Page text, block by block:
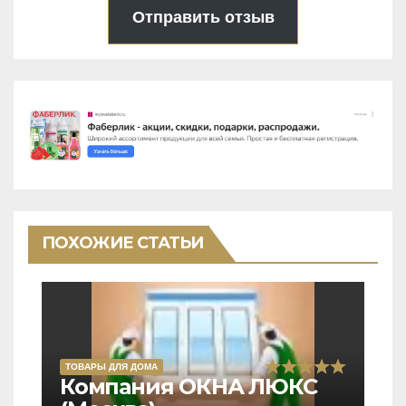
Отправить отзыв
ПОХОЖИЕ СТАТЬИ
ТОВАРЫ ДЛЯ ДОМА
Rated
Компания ОКНА ЛЮКС